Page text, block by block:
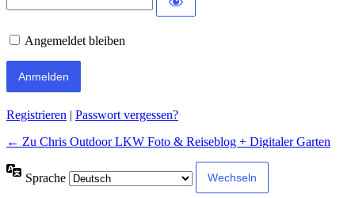
Angemeldet bleiben
Alternative:
Registrieren | Passwort vergessen?
← Zu Chris Outdoor LKW Foto & Reiseblog + Digitaler Garten
Sprache